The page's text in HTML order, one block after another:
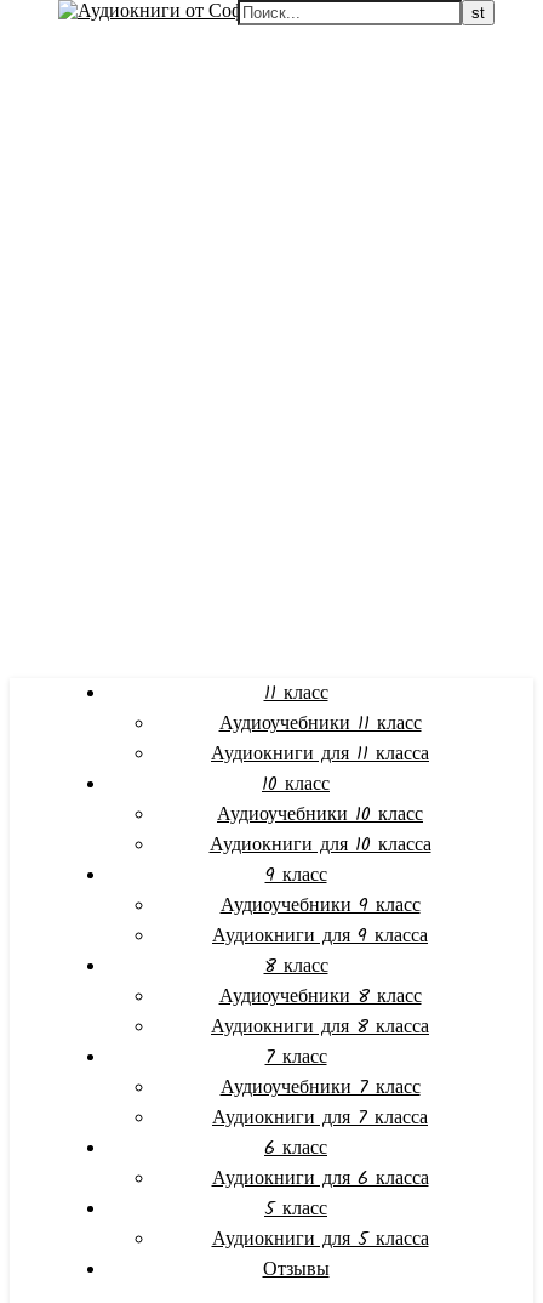
11 класс
Аудиоучебники 11 класс
Аудиокниги для 11 класса
10 класс
Аудиоучебники 10 класс
Аудиокниги для 10 класса
9 класс
Аудиоучебники 9 класс
Аудиокниги для 9 класса
8 класс
Аудиоучебники 8 класс
Аудиокниги для 8 класса
7 класс
Аудиоучебники 7 класс
Аудиокниги для 7 класса
6 класс
Аудиокниги для 6 класса
5 класс
Аудиокниги для 5 класса
Отзывы